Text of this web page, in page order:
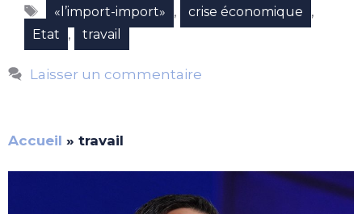
Étiquettes
«l’import-import» , crise économique ,
Etat , travail
Laisser un commentaire
Accueil » travail